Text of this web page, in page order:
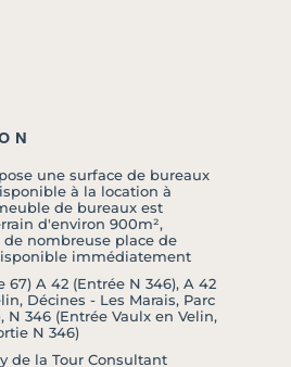
une surface de bureaux
à la location à
de bureaux est
d'environ 900m²,
nombreuse place de
immédiatement
67) A 42 (Entrée N 346), A 42
Décines - Les Marais, Parc
N 346 (Entrée Vaulx en Velin,
N 346)
de la Tour Consultant